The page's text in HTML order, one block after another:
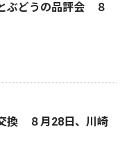
ぶどうの品評会 ８
換 ８月28日、川崎